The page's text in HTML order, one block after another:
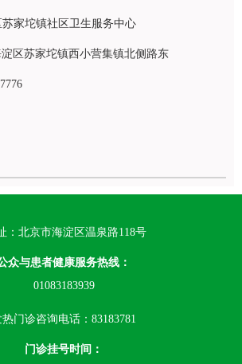
家坨镇社区卫生服务中心
苏家坨镇西小营集镇北侧路东
：北京市海淀区温泉路118号
众与患者健康服务热线：
01083183939
热门诊咨询电话：83183781
门诊挂号时间：